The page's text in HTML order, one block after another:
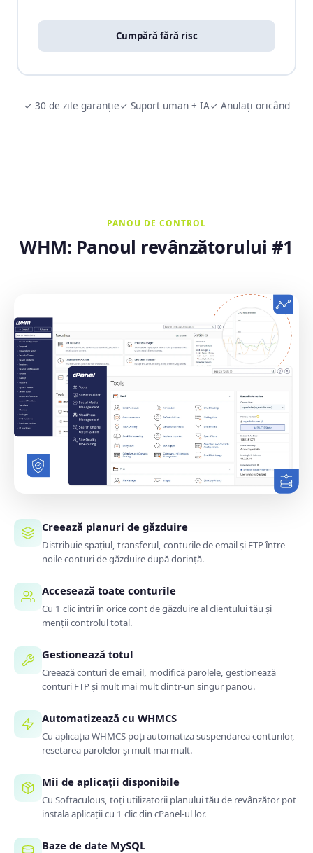
Cumpără fără risc
✓ 30 de zile garanție✓ Suport uman + IA✓ Anulați oricând
PANOU DE CONTROL
WHM: Panoul revânzătorului #1
Creează planuri de găzduire
Distribuie spațiul, transferul, conturile de email și FTP între
noile conturi de găzduire după dorință.
Accesează toate conturile
Cu 1 clic intri în orice cont de găzduire al clientului tău și
menții controlul total.
Gestionează totul
Creează conturi de email, modifică parolele, gestionează
conturi FTP și mult mai mult dintr-un singur panou.
Automatizează cu WHMCS
Cu aplicația WHMCS poți automatiza suspendarea conturilor,
resetarea parolelor și mult mai mult.
Mii de aplicații disponibile
Cu Softaculous, toți utilizatorii planului tău de revânzător pot
instala aplicații cu 1 clic din cPanel-ul lor.
Baze de date MySQL